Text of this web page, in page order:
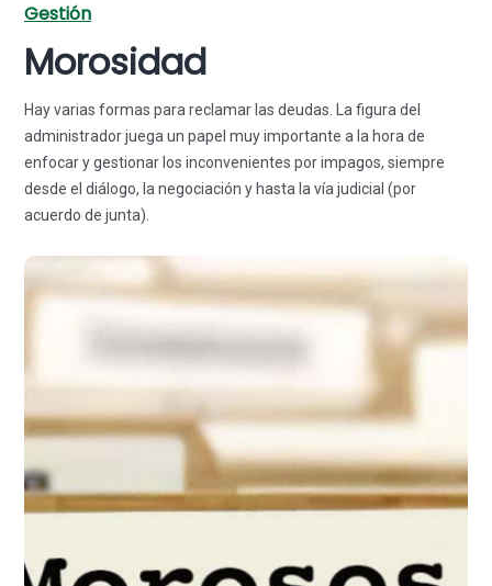
Gestión
Morosidad
Hay varias formas para reclamar las deudas. La figura del
administrador juega un papel muy importante a la hora de
enfocar y gestionar los inconvenientes por impagos, siempre
desde el diálogo, la negociación y hasta la vía judicial (por
acuerdo de junta).